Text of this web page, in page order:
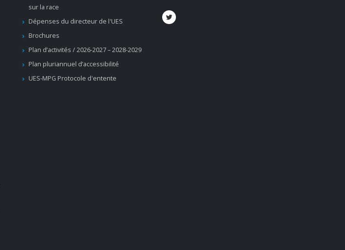
sur la race
Dépenses du directeur de l'UES
Brochures
Plan d’activités / 2026-2027 – 2028-2029
Plan pluriannuel d’accessibilité
UES-MPG Protocole d'entente